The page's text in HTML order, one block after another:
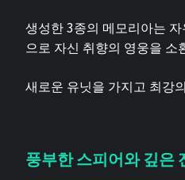
생성한 3종의 메모리아는 자
으로 자신 취향의 영웅을 소
새로운 유닛을 가지고 최강
풍부한 스피어와 깊은